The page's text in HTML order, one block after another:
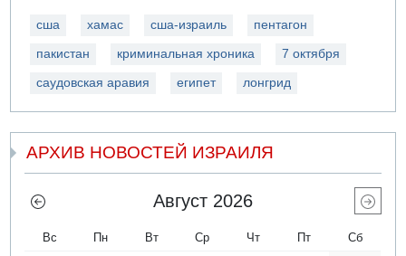
сша хамас сша-израиль пентагон
пакистан криминальная хроника 7 октября
саудовская аравия египет лонгрид
АРХИВ НОВОСТЕЙ ИЗРАИЛЯ
Август 2026
Вс Пн Вт Ср Чт Пт Сб